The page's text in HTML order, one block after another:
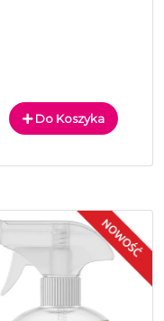
Do Koszyka